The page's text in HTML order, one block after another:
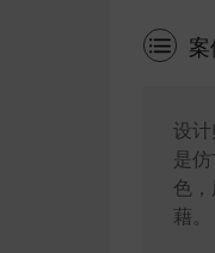
设
是
色
藉。